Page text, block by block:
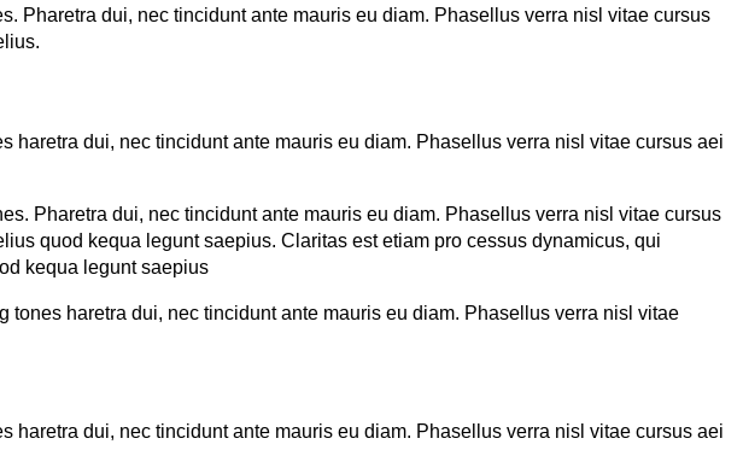
Pharetra dui, nec tincidunt ante mauris eu diam. Phasellus verra nisl vitae cursus
dui, nec tincidunt ante mauris eu diam. Phasellus verra nisl vitae cursus aei
Pharetra dui, nec tincidunt ante mauris eu diam. Phasellus verra nisl vitae cursus
quod kequa legunt saepius. Claritas est etiam pro cessus dynamicus, qui
kequa legunt saepius
haretra dui, nec tincidunt ante mauris eu diam. Phasellus verra nisl vitae
dui, nec tincidunt ante mauris eu diam. Phasellus verra nisl vitae cursus aei